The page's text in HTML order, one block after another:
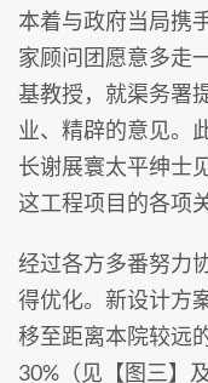
本着与政府当局携
家顾问团愿意多走
基教授，就渠务署
业、精辟的意见。
长谢展寰太平绅士
这工程项目的各项
经过各方多番努力
得优化。新设计方
移至距离本院较远
30%（见【图三】